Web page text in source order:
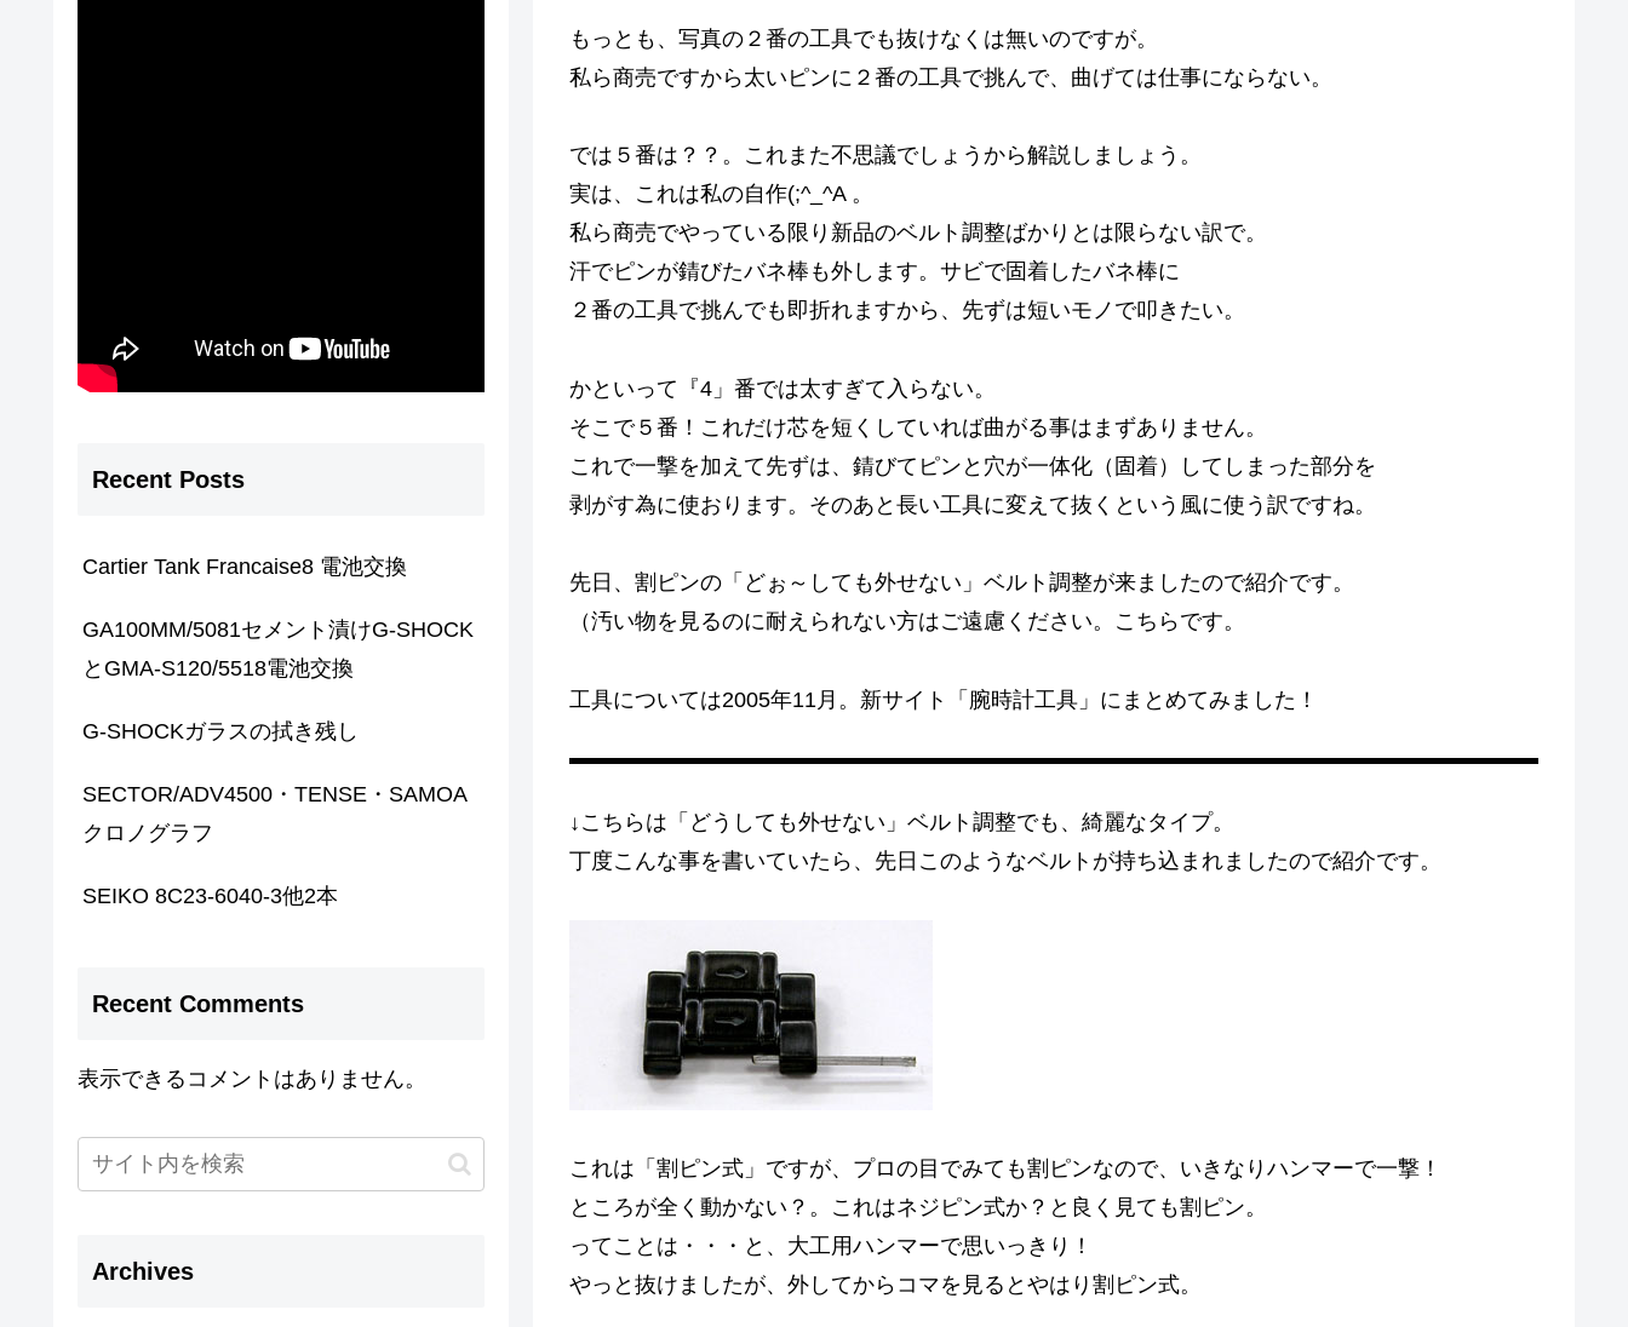
もっとも、写真の２番の工具でも抜けなくは無いのですが。
私ら商売ですから太いピンに２番の工具で挑んで、曲げては仕事にならない。
では５番は？？。これまた不思議でしょうから解説しましょう。
実は、これは私の自作(;^_^A 。
私ら商売でやっている限り新品のベルト調整ばかりとは限らない訳で。
汗でピンが錆びたバネ棒も外します。サビで固着したバネ棒に
２番の工具で挑んでも即折れますから、先ずは短いモノで叩きたい。
かといって『4」番では太すぎて入らない。
そこで５番！これだけ芯を短くしていれば曲がる事はまずありません。
これで一撃を加えて先ずは、錆びてピンと穴が一体化（固着）してしまった部分を
剥がす為に使おります。そのあと長い工具に変えて抜くという風に使う訳ですね。
先日、割ピンの「どぉ～しても外せない」ベルト調整が来ましたので紹介です。
（汚い物を見るのに耐えられない方はご遠慮ください。こちらです。
工具については2005年11月。新サイト「腕時計工具」にまとめてみました！
↓こちらは「どうしても外せない」ベルト調整でも、綺麗なタイプ。
丁度こんな事を書いていたら、先日このようなベルトが持ち込まれましたので紹介です。
これは「割ピン式」ですが、プロの目でみても割ピンなので、いきなりハンマーで一撃！
ところが全く動かない？。これはネジピン式か？と良く見ても割ピン。
ってことは・・・と、大工用ハンマーで思いっきり！
やっと抜けましたが、外してからコマを見るとやはり割ピン式。
Recent Posts
Cartier Tank Francaise8 電池交換
GA100MM/5081セメント漬けG-SHOCK
とGMA-S120/5518電池交換
G-SHOCKガラスの拭き残し
SECTOR/ADV4500・TENSE・SAMOA
クロノグラフ
SEIKO 8C23-6040-3他2本
Recent Comments
表示できるコメントはありません。
Archives